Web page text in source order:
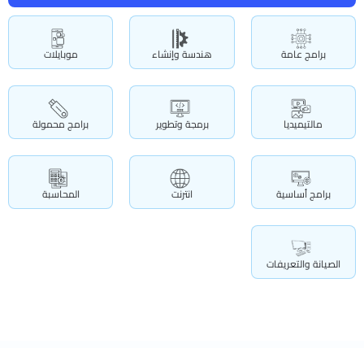
برامج عامة هندسة وإنشاء موبايلات
مالتيميديا برمجة وتطوير برامج محمولة
برامج أساسية انترنت المحاسبة
الصيانة والتعريفات